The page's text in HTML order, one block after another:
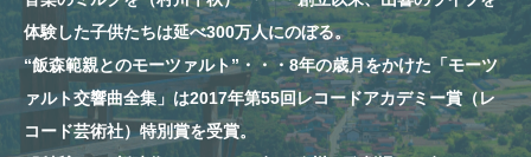
体験した子供たちは延べ300万人にのぼる。
“飯森範親とのモーツァルト”・・・8年の歳月をかけた「モーツ
ァルト交響曲全集」は2017年第55回レコードアカデミー賞（レ
コード芸術社）特別賞を受賞。